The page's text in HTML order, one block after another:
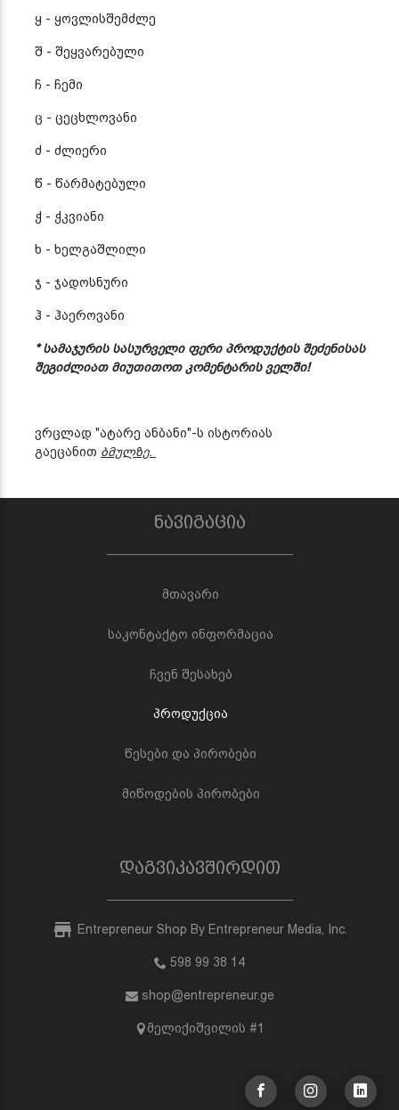
ყ - ყოვლისშემძლე
შ - შეყვარებული
ჩ - ჩემი
ც - ცეცხლოვანი
ძ - ძლიერი
წ - წარმატებული
ჭ - ჭკვიანი
ხ - ხელგაშლილი
ჯ - ჯადოსნური
ჰ - ჰაეროვანი
* სამაჯურის სასურველი ფერი პროდუქტის შეძენისას
შეგიძლიათ მიუთითოთ კომენტარის ველში!
ვრცლად "ატარე ანბანი"-ს ისტორიას
გაეცანით ბმულზე.
ნავიგაცია
მთავარი
საკონტაქტო ინფორმაცია
ჩვენ შესახებ
პროდუქცია
წესები და პირობები
მიწოდების პირობები
დაგვიკავშირდით
Entrepreneur Shop By Entrepreneur Media, Inc.
598 99 38 14
shop@entrepreneur.ge
მელიქიშვილის #1